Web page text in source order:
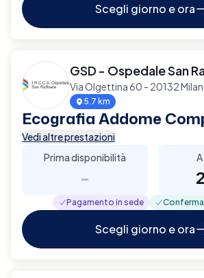
Scegli giorno e ora
GSD - Ospedale San
Via Olgettina 60 - 20132
5.7 km
Ecografia Addome
Vedi altre prestazioni
Prima disponibilità
-
Pagamento in sede
Scegli giorno e ora